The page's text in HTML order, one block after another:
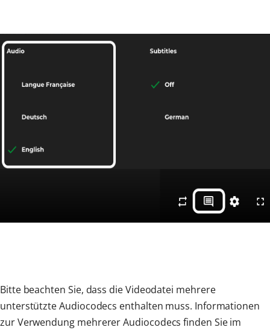
Bitte beachten Sie, dass die Videodatei mehrere
unterstützte Audiocodecs enthalten muss. Informationen
zur Verwendung mehrerer Audiocodecs finden Sie im